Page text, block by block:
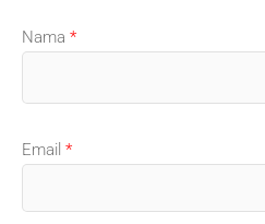
Nama *
Email *